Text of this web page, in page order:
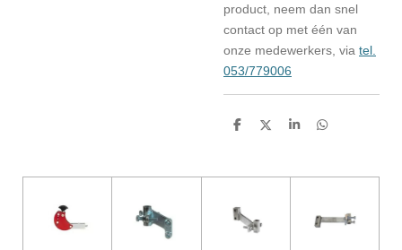
product, neem dan snel
contact op met één van
onze medewerkers, via tel.
053/779006
D
n
D
S
e
D
n